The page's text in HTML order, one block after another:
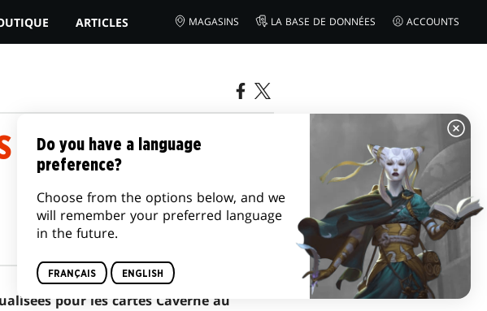
ARTICLES MAGASINS LA BASE DE DONNÉES ACCOUNTS
OUBLIÉES D'IXALAN
pour les cartes Caverne au
Do you have a language
preference?
Choose from the options below, and we
will remember your preferred language
in the future.
FRANÇAIS ENGLISH